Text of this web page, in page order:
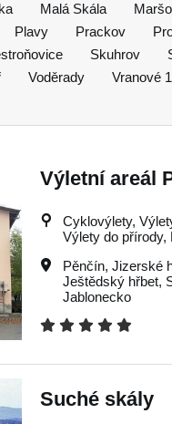
Malá Skála
Plavy Prackov
Skuhrov
Voděrady Vranové
Výletní areál
Cyklovýlety,
Výlety do přírody,
Pěnčín, Jizerské
Ještědský hřbet,
Jablonecko
Suché skály